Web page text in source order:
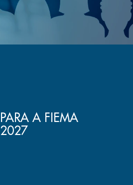
PARA A FIEMA
2027